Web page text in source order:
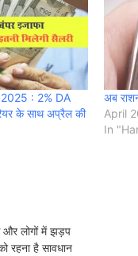
: 2% DA
के साथ अप्रैल की
अब
April
In
और लोगों में झड़प
रहना है सावधान